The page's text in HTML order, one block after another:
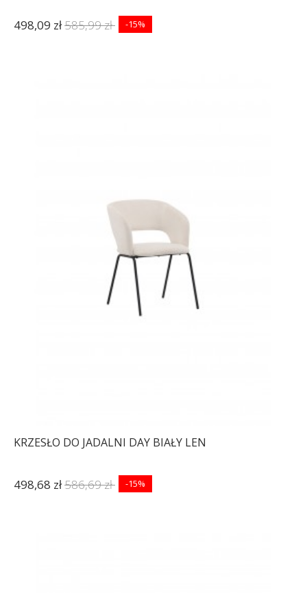
498,09 zł585,99 zł -15%
KRZESŁO DO JADALNI DAY BIAŁY LEN
498,68 zł586,69 zł -15%